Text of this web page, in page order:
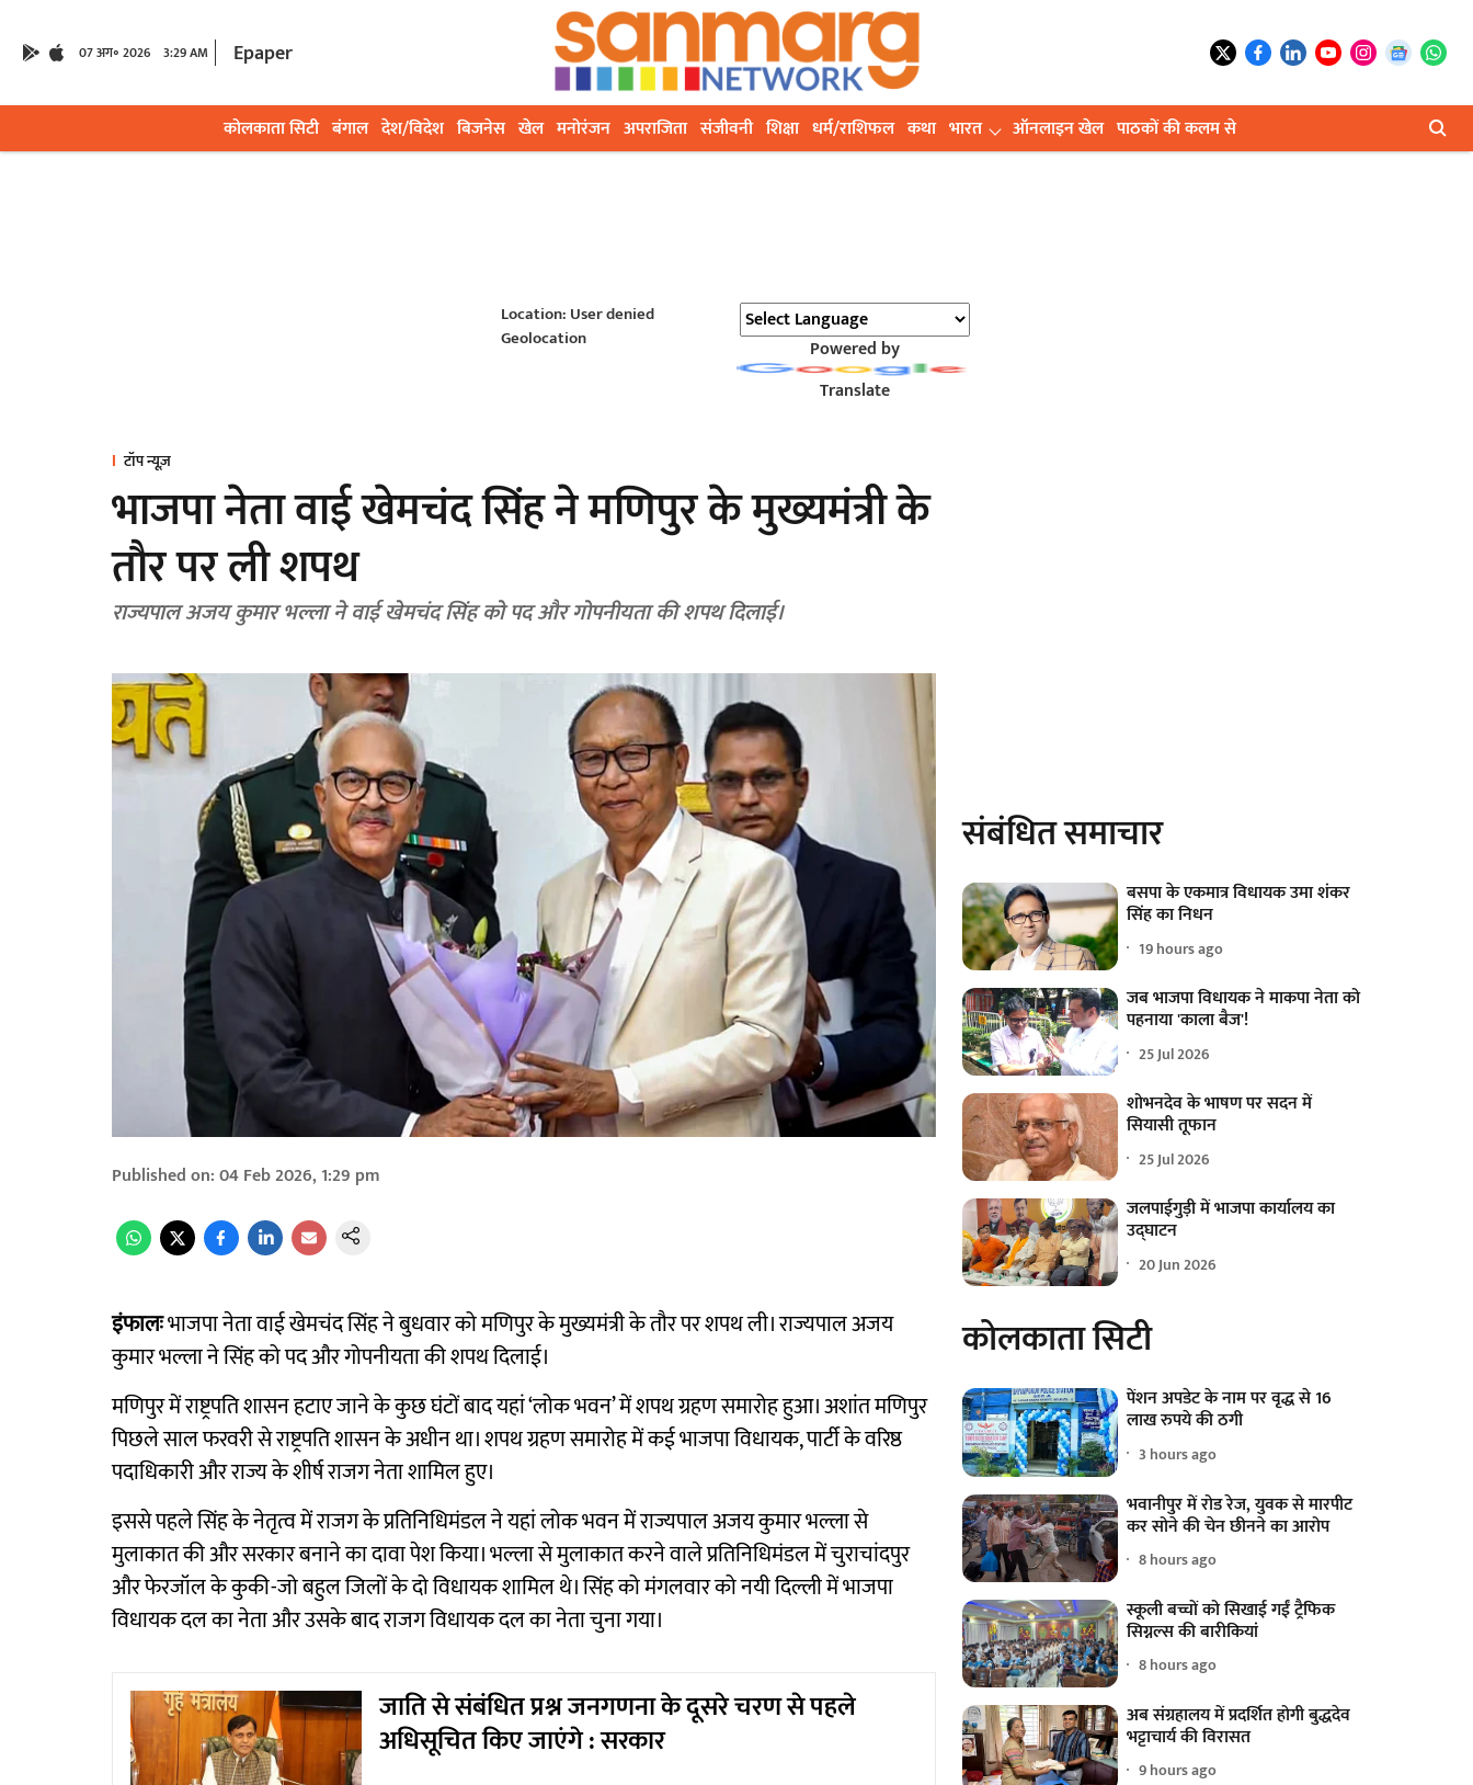
07 अग॰ 2026 3:29 AM Epaper
कोलकाता सिटी बंगाल देश/विदेश बिजनेस खेल मनोरंजन अपराजिता संजीवनी शिक्षा धर्म/राशिफल कथा भारत ऑनलाइन खेल पाठकों की कलम से
Location: User denied
Geolocation
Powered by
Translate
टॉप न्यूज़
भाजपा नेता वाई खेमचंद सिंह ने मणिपुर के मुख्यमंत्री के
तौर पर ली शपथ
राज्यपाल अजय कुमार भल्ला ने वाई खेमचंद सिंह को पद और गोपनीयता की शपथ दिलाई।
Published on:04 Feb 2026, 1:29 pm
इंफालःभाजपा नेता वाई खेमचंद सिंह ने बुधवार को मणिपुर के मुख्यमंत्री के तौर पर शपथ ली। राज्यपाल अजय
कुमार भल्ला ने सिंह को पद और गोपनीयता की शपथ दिलाई।
मणिपुर में राष्ट्रपति शासन हटाए जाने के कुछ घंटों बाद यहां ‘लोक भवन’ में शपथ ग्रहण समारोह हुआ। अशांत मणिपुर
पिछले साल फरवरी से राष्ट्रपति शासन के अधीन था। शपथ ग्रहण समारोह में कई भाजपा विधायक, पार्टी के वरिष्ठ
पदाधिकारी और राज्य के शीर्ष राजग नेता शामिल हुए।
इससे पहले सिंह के नेतृत्व में राजग के प्रतिनिधिमंडल ने यहां लोक भवन में राज्यपाल अजय कुमार भल्ला से
मुलाकात की और सरकार बनाने का दावा पेश किया। भल्ला से मुलाकात करने वाले प्रतिनिधिमंडल में चुराचांदपुर
और फेरजॉल के कुकी-जो बहुल जिलों के दो विधायक शामिल थे। सिंह को मंगलवार को नयी दिल्ली में भाजपा
विधायक दल का नेता और उसके बाद राजग विधायक दल का नेता चुना गया।
जाति से संबंधित प्रश्न जनगणना के दूसरे चरण से पहले
अधिसूचित किए जाएंगे : सरकार
संबंधित समाचार
बसपा के एकमात्र विधायक उमा शंकर
सिंह का निधन
19 hours ago
जब भाजपा विधायक ने माकपा नेता को
पहनाया 'काला बैज'!
25 Jul 2026
शोभनदेव के भाषण पर सदन में
सियासी तूफान
25 Jul 2026
जलपाईगुड़ी में भाजपा कार्यालय का
उद्घाटन
20 Jun 2026
कोलकाता सिटी
पेंशन अपडेट के नाम पर वृद्ध से 16
लाख रुपये की ठगी
3 hours ago
भवानीपुर में रोड रेज, युवक से मारपीट
कर सोने की चेन छीनने का आरोप
8 hours ago
स्कूली बच्चों को सिखाई गईं ट्रैफिक
सिग्नल्स की बारीकियां
8 hours ago
अब संग्रहालय में प्रदर्शित होगी बुद्धदेव
भट्टाचार्य की विरासत
9 hours ago